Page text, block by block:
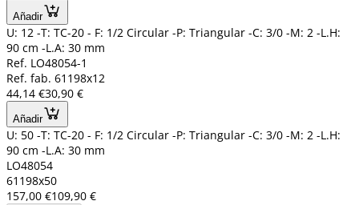
Añadir
U: 12 -T: TC-20 - F: 1/2 Circular -P: Triangular -C: 3/0 -M: 2 -L.H:
90 cm -L.A: 30 mm
Ref. LO48054-1
Ref. fab. 61198x12
44,14 €30,90 €
Añadir
U: 50 -T: TC-20 - F: 1/2 Circular -P: Triangular -C: 3/0 -M: 2 -L.H:
90 cm -L.A: 30 mm
LO48054
61198x50
157,00 €109,90 €